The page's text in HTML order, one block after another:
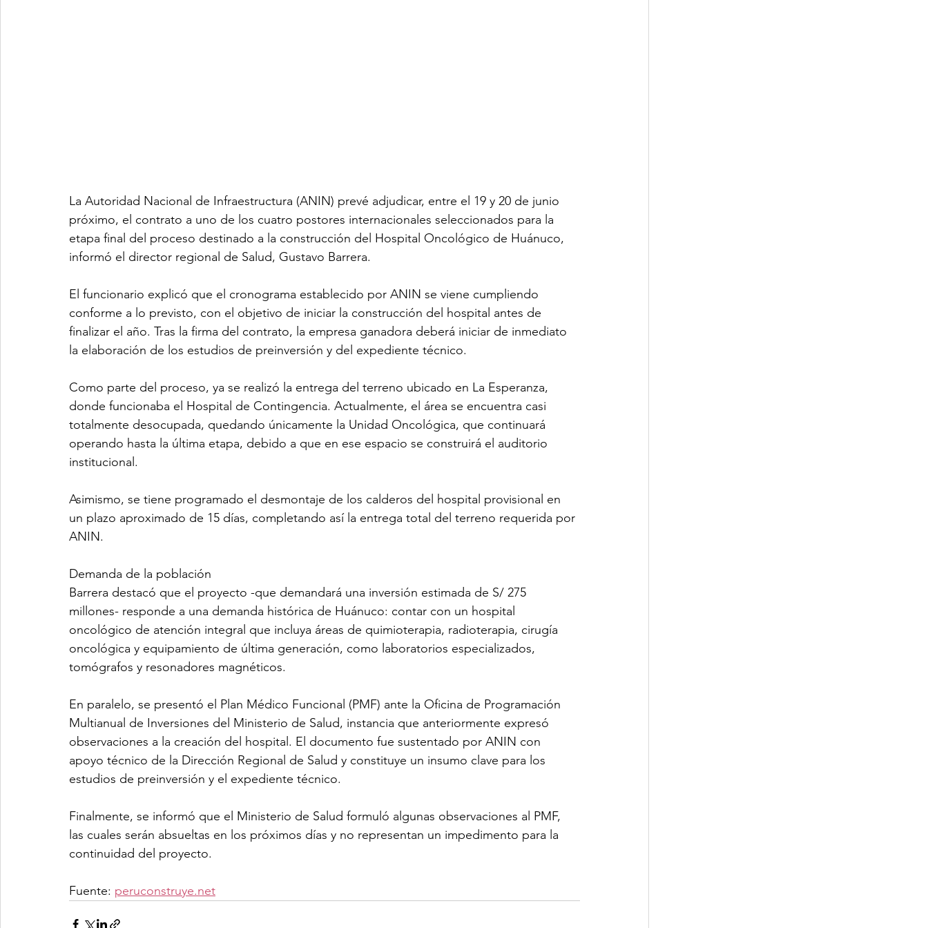
La Autoridad Nacional de Infraestructura (ANIN) prevé adjudicar, entre el 19 y 20 de junio
próximo, el contrato a uno de los cuatro postores internacionales seleccionados para la
etapa final del proceso destinado a la construcción del Hospital Oncológico de Huánuco,
informó el director regional de Salud, Gustavo Barrera.
El funcionario explicó que el cronograma establecido por ANIN se viene cumpliendo
conforme a lo previsto, con el objetivo de iniciar la construcción del hospital antes de
finalizar el año. Tras la firma del contrato, la empresa ganadora deberá iniciar de inmediato
la elaboración de los estudios de preinversión y del expediente técnico.
Como parte del proceso, ya se realizó la entrega del terreno ubicado en La Esperanza,
donde funcionaba el Hospital de Contingencia. Actualmente, el área se encuentra casi
totalmente desocupada, quedando únicamente la Unidad Oncológica, que continuará
operando hasta la última etapa, debido a que en ese espacio se construirá el auditorio
institucional.
Asimismo, se tiene programado el desmontaje de los calderos del hospital provisional en
un plazo aproximado de 15 días, completando así la entrega total del terreno requerida por
ANIN.
Demanda de la población
Barrera destacó que el proyecto -que demandará una inversión estimada de S/ 275
millones- responde a una demanda histórica de Huánuco: contar con un hospital
oncológico de atención integral que incluya áreas de quimioterapia, radioterapia, cirugía
oncológica y equipamiento de última generación, como laboratorios especializados,
tomógrafos y resonadores magnéticos.
En paralelo, se presentó el Plan Médico Funcional (PMF) ante la Oficina de Programación
Multianual de Inversiones del Ministerio de Salud, instancia que anteriormente expresó
observaciones a la creación del hospital. El documento fue sustentado por ANIN con
apoyo técnico de la Dirección Regional de Salud y constituye un insumo clave para los
estudios de preinversión y el expediente técnico.
Finalmente, se informó que el Ministerio de Salud formuló algunas observaciones al PMF,
las cuales serán absueltas en los próximos días y no representan un impedimento para la
continuidad del proyecto.
Fuente: peruconstruye.net